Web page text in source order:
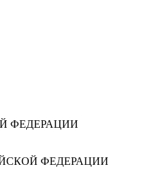
ФЕДЕРАЦИИ
ФЕДЕРАЦИИ